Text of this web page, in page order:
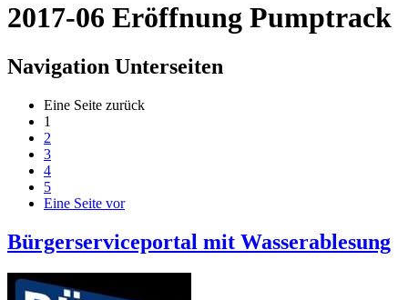
2017-06 Eröffnung Pumptrack
Navigation Unterseiten
Eine Seite zurück
1
2
3
4
5
Eine Seite vor
Bürgerserviceportal mit Wasserablesung